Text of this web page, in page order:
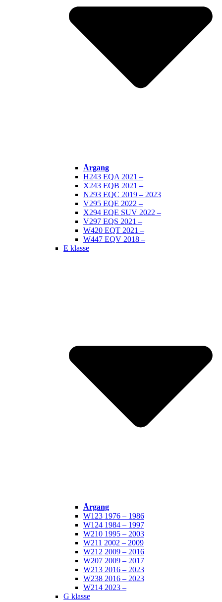
Årgang
H243 EQA 2021 –
X243 EQB 2021 –
N293 EQC 2019 – 2023
V295 EQE 2022 –
X294 EQE SUV 2022 –
V297 EQS 2021 –
W420 EQT 2021 –
W447 EQV 2018 –
E klasse
Årgang
W123 1976 – 1986
W124 1984 – 1997
W210 1995 – 2003
W211 2002 – 2009
W212 2009 – 2016
W207 2009 – 2017
W213 2016 – 2023
W238 2016 – 2023
W214 2023 –
G klasse